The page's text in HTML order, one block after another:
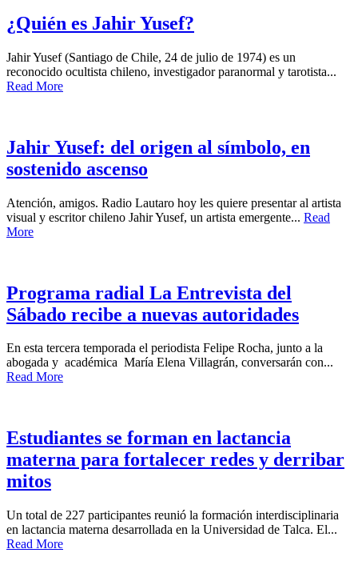
¿Quién es Jahir Yusef?
Jahir Yusef (Santiago de Chile, 24 de julio de 1974) es un
reconocido ocultista chileno, investigador paranormal y tarotista...
Read More
Jahir Yusef: del origen al símbolo, en
sostenido ascenso
Atención, amigos. Radio Lautaro hoy les quiere presentar al artista
visual y escritor chileno Jahir Yusef, un artista emergente... Read
More
Programa radial La Entrevista del
Sábado recibe a nuevas autoridades
En esta tercera temporada el periodista Felipe Rocha, junto a la
abogada y académica María Elena Villagrán, conversarán con...
Read More
Estudiantes se forman en lactancia
materna para fortalecer redes y derribar
mitos
Un total de 227 participantes reunió la formación interdisciplinaria
en lactancia materna desarrollada en la Universidad de Talca. El...
Read More